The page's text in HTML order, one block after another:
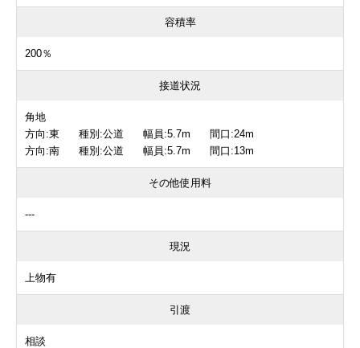
容積率
200％
接道状況
角地
方向:東 種別:公道 幅員:5.7m 間口:24m
方向:南 種別:公道 幅員:5.7m 間口:13m
その他使用料
---
現況
上物有
引渡
相談